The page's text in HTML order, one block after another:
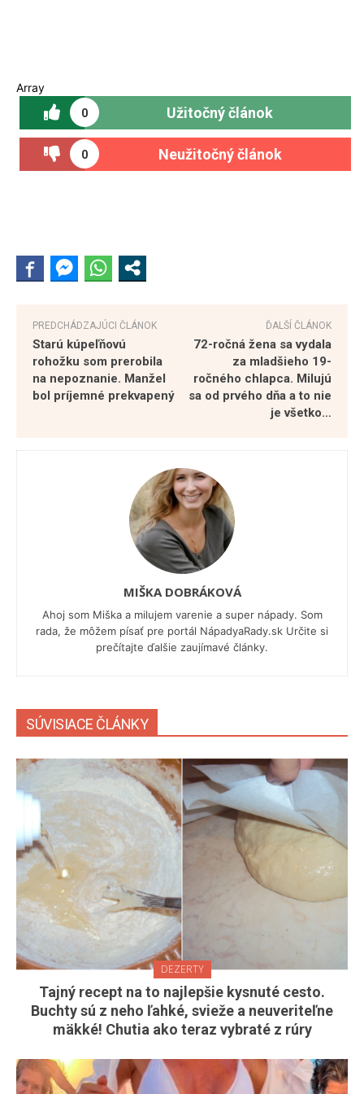
Array
0 Užitočný článok
0 Neužitočný článok
PREDCHÁDZAJÚCI ČLÁNOK
Starú kúpeľňovú
rohožku som prerobila
na nepoznanie. Manžel
bol príjemné prekvapený
ĎALŠÍ ČLÁNOK
72-ročná žena sa vydala
za mladšieho 19-
ročného chlapca. Milujú
sa od prvého dňa a to nie
je všetko…
MIŠKA DOBRÁKOVÁ
Ahoj som Miška a milujem varenie a super nápady. Som
rada, že môžem písať pre portál NápadyaRady.sk Určite si
prečítajte ďalšie zaujímavé články.
SÚVISIACE ČLÁNKY
DEZERTY
Tajný recept na to najlepšie kysnuté cesto.
Buchty sú z neho ľahké, svieže a neuveriteľne
mäkké! Chutia ako teraz vybraté z rúry